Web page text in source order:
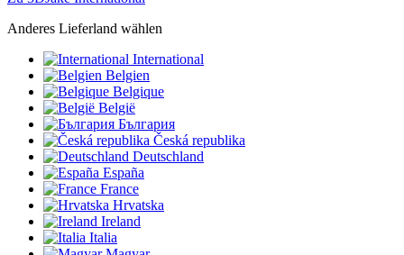
Anderes Lieferland wählen
International
Belgien
Belgique
België
България
Česká republika
Deutschland
España
France
Hrvatska
Ireland
Italia